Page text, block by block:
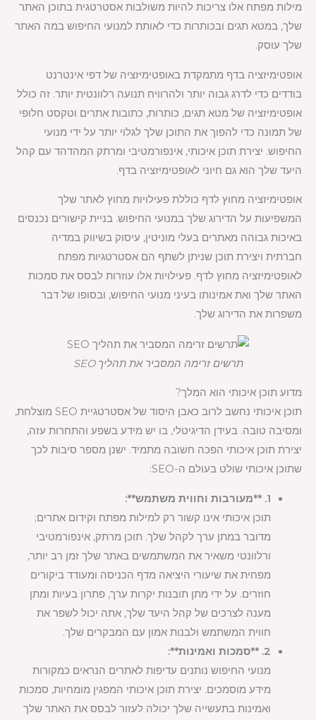
מילות מפתח אלו צריכות להיות משולבות אסטרטגית בתוכן האתר
שלך, במטא תגים ובכותרות כדי לאותת למנועי החיפוש במה האתר
שלך עוסק.
אופטימיזציה בדף מתמקדת באופטימיזציה של דפי אינטרנט
בודדים כדי לדרג גבוה יותר ולהרוויח תנועה רלוונטית יותר. זה כולל
אופטימיזציה של מטא תגים, כותרות, כתובות אתרים וטקסט חלופי
של תמונה כדי להפוך את התוכן שלך לגלוי יותר על ידי מנועי
החיפוש. יצירת תוכן איכותי, אינפורמטיבי ומרתק המהדהד עם קהל
היעד שלך הוא גם חיוני לאופטימיזציה בדף.
אופטימיזציה מחוץ לדף כוללת פעילויות מחוץ לאתר שלך
המשפיעות על הדירוג שלך במנועי החיפוש. בניית קישורים נכנסים
באיכות גבוהה מאתרים בעלי מוניטין, עיסוק בשיווק במדיה
חברתית ויצירת תוכן שניתן לשתף הם אסטרטגיות מפתח
לאופטימיזציה מחוץ לדף. פעילויות אלו עוזרות לבסס את סמכות
האתר שלך ואת אמינותו בעיני מנועי החיפוש, ובסופו של דבר
משפרות את הדירוג שלך.
תרשים זרימה המסביר את תהליך SEO
מדוע תוכן איכותי הוא המלך?
תוכן איכותי נחשב לרוב כאבן היסוד של אסטרטגיית SEO מוצלחת,
ומסיבה טובה. בעידן הדיגיטלי, בו יש מידע בשפע והתחרות עזה,
יצירת תוכן איכותי הפכה חשובה מתמיד. ישנן מספר סיבות לכך
שתוכן איכותי שולט בעולם ה-SEO:
1. **מעורבות וחווית משתמש**:
תוכן איכותי אינו קשור רק למילות מפתח וקידום אתרים;
מדובר במתן ערך לקהל שלך. תוכן מרתק, אינפורמטיבי
ורלוונטי משאיר את המשתמשים באתר שלך זמן רב יותר,
מפחית את שיעורי היציאה מדף הכניסה ומעודד ביקורים
חוזרים. על ידי מתן תובנות יקרות ערך, פתרון בעיות ומתן
מענה לצרכים של קהל היעד שלך, אתה יכול לשפר את
חווית המשתמש ולבנות אמון עם המבקרים שלך.
2. **סמכות ואמינות**:
מנועי החיפוש נותנים עדיפות לאתרים הנראים כמקורות
מידע מוסמכים. יצירת תוכן איכותי המפגין מומחיות, סמכות
ואמינות בתעשייה שלך יכולה לעזור לבסס את האתר שלך